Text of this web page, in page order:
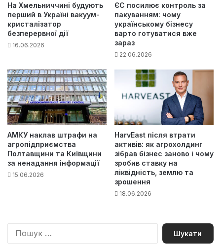
На Хмельниччині будують
перший в Україні вакуум-
кристалізатор
безперервної дії
16.06.2026
ЄС посилює контроль за
пакуванням: чому
українському бізнесу
варто готуватися вже
зараз
22.06.2026
АМКУ наклав штрафи на
агропідприємства
Полтавщини та Київщини
за ненадання інформації
15.06.2026
HarvEast після втрати
активів: як агрохолдинг
зібрав бізнес заново і чому
зробив ставку на
ліквідність, землю та
зрошення
18.06.2026
П